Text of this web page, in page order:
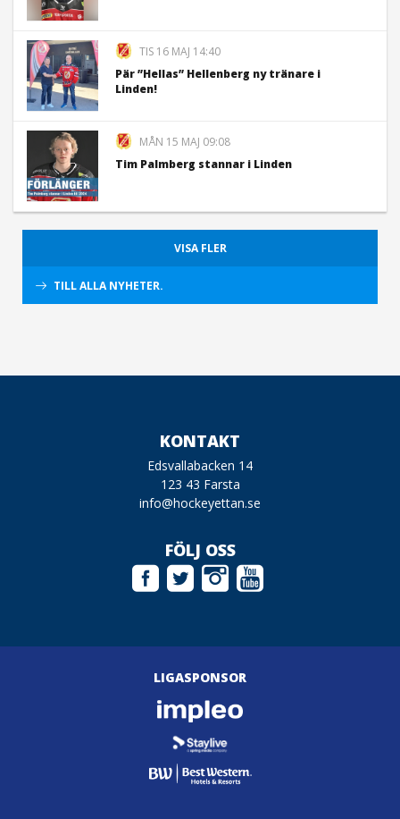
TIS 16 MAJ 14:40
Pär ”Hellas” Hellenberg ny tränare i
Linden!
MÅN 15 MAJ 09:08
Tim Palmberg stannar i Linden
VISA FLER
TILL ALLA NYHETER.
KONTAKT
Edsvallabacken 14
123 43 Farsta
info@hockeyettan.se
FÖLJ OSS
LIGASPONSOR